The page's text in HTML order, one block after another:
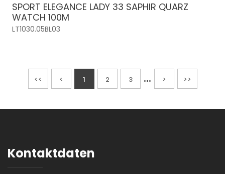
SPORT ELEGANCE LADY 33 SAPHIR QUARZ
WATCH 100M
LT1030.05BL03
<< < 1 2 3 ... > >>
Kontaktdaten